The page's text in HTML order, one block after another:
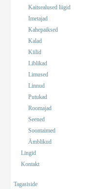
Kaitsealused liigid
Imetajad
Kahepaiksed
Kalad
Kiilid
Liblikad
Limused
Linnud
Putukad
Roomajad
Seened
Soontaimed
Ämblikud
Lingid
Kontakt
Tagasiside